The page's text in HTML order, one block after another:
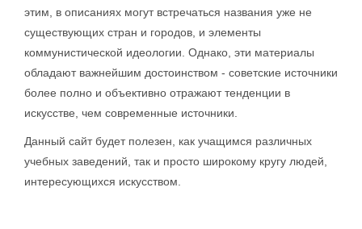
этим, в описаниях могут встречаться названия уже не
существующих стран и городов, и элементы
коммунистической идеологии. Однако, эти материалы
обладают важнейшим достоинством - советские источники
более полно и объективно отражают тенденции в
искусстве, чем современные источники.
Данный сайт будет полезен, как учащимся различных
учебных заведений, так и просто широкому кругу людей,
интересующихся искусством.